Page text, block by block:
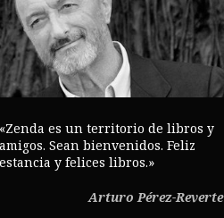
es un territorio de libros y
Sean bienvenidos. Feliz
y felices libros.»
Arturo Pérez-Reverte